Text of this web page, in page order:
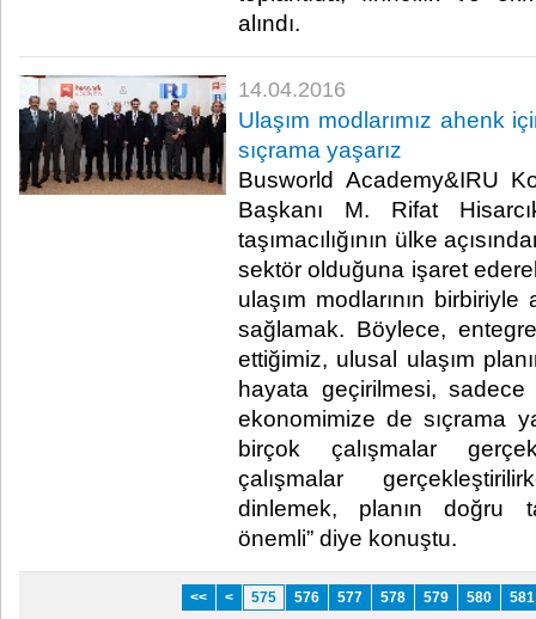
alındı.​
14.04.2016
Ulaşım modlarımız ahenk
sıçrama yaşarız
Busworld Academy&IRU
Başkanı M. Rifat
taşımacılığının ülke
sektör olduğuna işaret
ulaşım modlarının birbiriyle
sağlamak. Böylece,
ettiğimiz, ulusal ulaşım
hayata geçirilmesi,
ekonomimize de sıçrama
birçok çalışmalar
çalışmalar
dinlemek, planın doğru
önemli” diye konuştu.​
<< < 575 576 577 578 579 580 581